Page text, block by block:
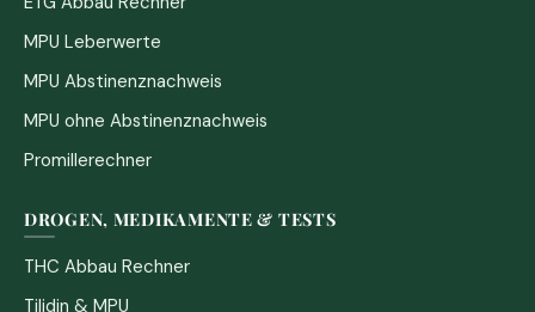
MPU Leberwerte
MPU Abstinenznachweis
MPU ohne Abstinenznachweis
Promillerechner
DROGEN, MEDIKAMENTE & TESTS
THC Abbau Rechner
Tilidin & MPU